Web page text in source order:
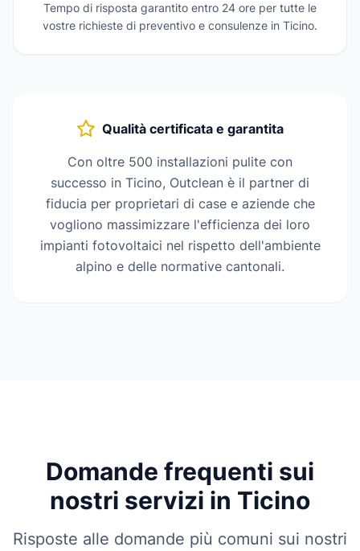
Tempo di risposta garantito entro 24 ore per tutte le
vostre richieste di preventivo e consulenze in Ticino.
Qualità certificata e garantita
Con oltre 500 installazioni pulite con
successo in Ticino, Outclean è il partner di
fiducia per proprietari di case e aziende che
vogliono massimizzare l'efficienza dei loro
impianti fotovoltaici nel rispetto dell'ambiente
alpino e delle normative cantonali.
Domande frequenti sui
nostri servizi in Ticino
Risposte alle domande più comuni sui nostri